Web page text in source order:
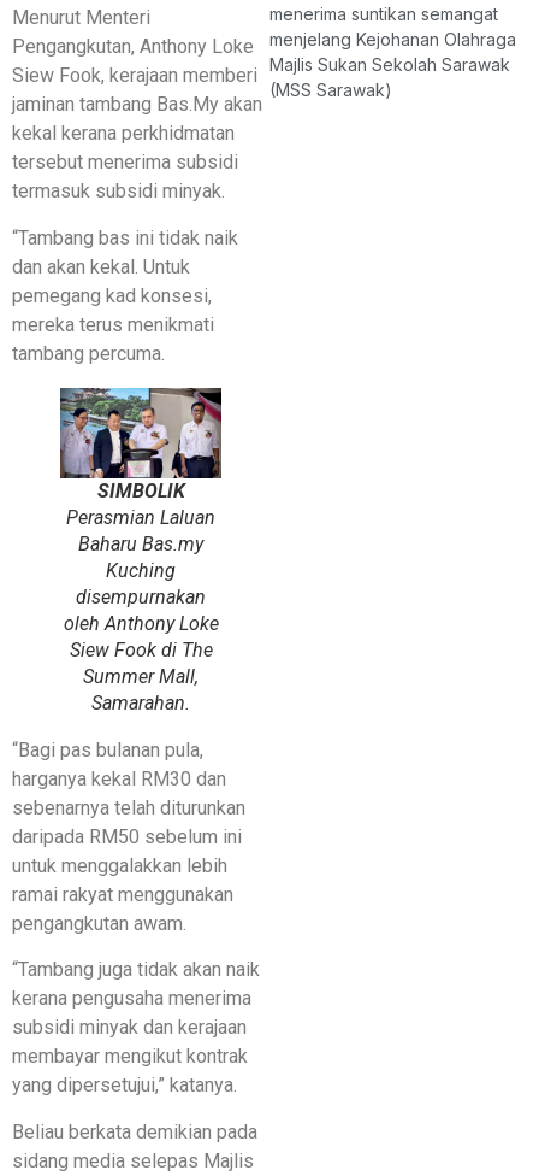
Menurut Menteri
Pengangkutan, Anthony Loke
Siew Fook, kerajaan memberi
jaminan tambang Bas.My akan
kekal kerana perkhidmatan
tersebut menerima subsidi
termasuk subsidi minyak.
“Tambang bas ini tidak naik
dan akan kekal. Untuk
pemegang kad konsesi,
mereka terus menikmati
tambang percuma.
SIMBOLIK
Perasmian Laluan
Baharu Bas.my
Kuching
disempurnakan
oleh Anthony Loke
Siew Fook di The
Summer Mall,
Samarahan.
“Bagi pas bulanan pula,
harganya kekal RM30 dan
sebenarnya telah diturunkan
daripada RM50 sebelum ini
untuk menggalakkan lebih
ramai rakyat menggunakan
pengangkutan awam.
“Tambang juga tidak akan naik
kerana pengusaha menerima
subsidi minyak dan kerajaan
membayar mengikut kontrak
yang dipersetujui,” katanya.
Beliau berkata demikian pada
sidang media selepas Majlis
menerima suntikan semangat
menjelang Kejohanan Olahraga
Majlis Sukan Sekolah Sarawak
(MSS Sarawak)